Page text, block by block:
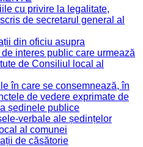
cu privire la legalitate,
de secretarul general al
din oficiu asupra
interes public care urmează
de Consiliul local al
în care se consemnează, în
de vedere exprimate de
ședinele publice
verbale ale ședințelor
al comunei
de căsătorie